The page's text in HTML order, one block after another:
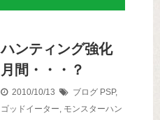
ハンティング強化
月間・・・？
2010/10/13 ブログ PSP,
ゴッドイーター, モンスターハン